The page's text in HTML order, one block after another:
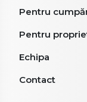
Pentru
Pentru
Echipa
Contact